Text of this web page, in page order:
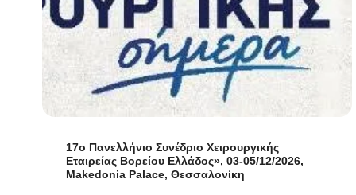
17ο Πανελλήνιο Συνέδριο Χειρουργικής
Εταιρείας Βορείου Ελλάδος», 03-05/12/2026,
Makedonia Palace, Θεσσαλονίκη